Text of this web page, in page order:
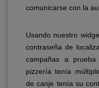
comunicarse con la
Usando nuestro
contraseña de
campañas a
pizzería tenía
de canje tenía su